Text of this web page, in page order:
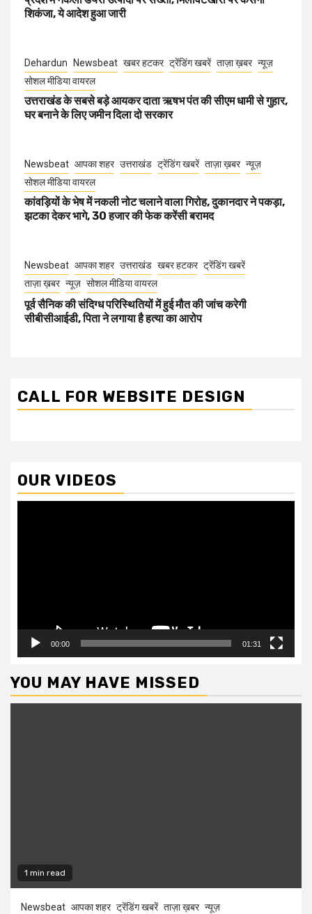
शिकंजा, ये आदेश हुआ जारी
Dehardun Newsbeat खबर हटकर ट्रेंडिंग खबरें ताज़ा ख़बर न्यूज़
सोशल मीडिया वायरल
उत्तराखंड के सबसे बड़े आयकर दाता ऋषभ पंत की सीएम धामी से गुहार,
घर बनाने के लिए जमीन दिला दो सरकार
Newsbeat आपका शहर उत्तराखंड ट्रेंडिंग खबरें ताज़ा ख़बर न्यूज़
सोशल मीडिया वायरल
कांवड़ियों के भेष में नकली नोट चलाने वाला गिरोह, दुकानदार ने पकड़ा,
झटका देकर भागे, 30 हजार की फेक करेंसी बरामद
Newsbeat आपका शहर उत्तराखंड खबर हटकर ट्रेंडिंग खबरें
ताज़ा ख़बर न्यूज़ सोशल मीडिया वायरल
पूर्व सैनिक की संदिग्ध परिस्थितियों में हुई मौत की जांच करेगी
सीबीसीआईडी, पिता ने लगाया है हत्या का आरोप
CALL FOR WEBSITE DESIGN
OUR VIDEOS
00:00 01:31
YOU MAY HAVE MISSED
1 min read
Newsbeat आपका शहर ट्रेंडिंग खबरें ताज़ा ख़बर न्यूज़